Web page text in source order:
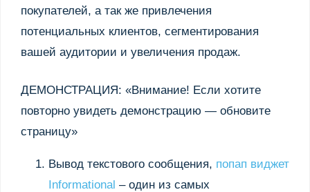
покупателей, а так же привлечения
потенциальных клиентов, сегментирования
вашей аудитории и увеличения продаж.
ДЕМОНСТРАЦИЯ: «Внимание! Если хотите
повторно увидеть демонстрацию — обновите
страницу»
Вывод текстового сообщения, попап виджет
Informational – один из самых